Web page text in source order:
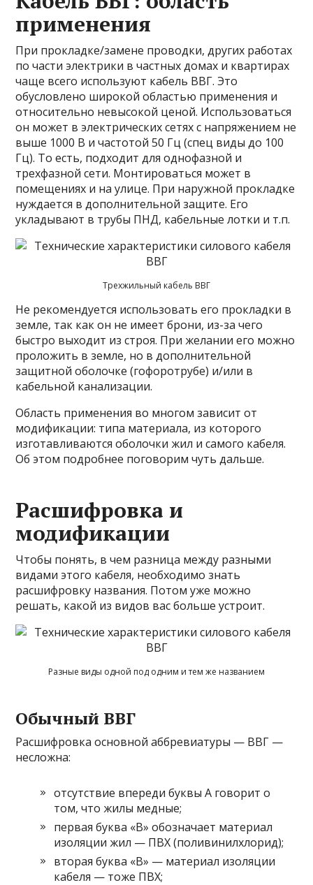
применения
При прокладке/замене проводки, других работах
по части электрики в частных домах и квартирах
чаще всего используют кабель ВВГ. Это
обусловлено широкой областью применения и
относительно невысокой ценой. Использоваться
он может в электрических сетях с напряжением не
выше 1000 В и частотой 50 Гц (спец виды до 100
Гц). То есть, подходит для однофазной и
трехфазной сети. Монтироваться может в
помещениях и на улице. При наружной прокладке
нуждается в дополнительной защите. Его
укладывают в трубы ПНД, кабельные лотки и т.п.
Трехжильный кабель ВВГ
Не рекомендуется использовать его прокладки в
земле, так как он не имеет брони, из-за чего
быстро выходит из строя. При желании его можно
проложить в земле, но в дополнительной
защитной оболочке (гофоротрубе) и/или в
кабельной канализации.
Область применения во многом зависит от
модификации: типа материала, из которого
изготавливаются оболочки жил и самого кабеля.
Об этом подробнее поговорим чуть дальше.
Расшифровка и
модификации
Чтобы понять, в чем разница между разными
видами этого кабеля, необходимо знать
расшифровку названия. Потом уже можно
решать, какой из видов вас больше устроит.
Разные виды одной под одним и тем же названием
Обычный ВВГ
Расшифровка основной аббревиатуры — ВВГ —
несложна:
отсутствие впереди буквы А говорит о
том, что жилы медные;
первая буква «В» обозначает материал
изоляции жил — ПВХ (поливинилхлорид);
вторая буква «В» — материал изоляции
кабеля — тоже ПВХ;